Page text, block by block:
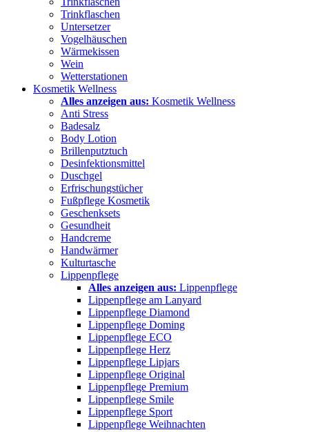
Trinkflaschen
Untersetzer
Vogelhäuschen
Wärmekissen
Wein
Wetterstationen
Kosmetik Wellness
Alles anzeigen aus: Kosmetik Wellness
Anti Stress
Badesalz
Body Lotion
Brillenputztuch
Desinfektionsmittel
Duschgel
Erfrischungstücher
Fußpflege Kosmetik
Geschenksets
Gesundheit
Handcreme
Handwärmer
Kulturtasche
Lippenpflege
Alles anzeigen aus: Lippenpflege
Lippenpflege am Lanyard
Lippenpflege Diamond
Lippenpflege Doming
Lippenpflege ECO
Lippenpflege Herz
Lippenpflege Lipjars
Lippenpflege Original
Lippenpflege Premium
Lippenpflege Smile
Lippenpflege Sport
Lippenpflege Weihnachten